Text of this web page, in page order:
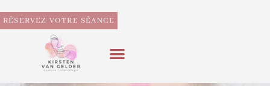
RÉSERVEZ VOTRE SÉANCE